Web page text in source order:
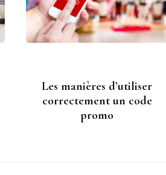
Les manières d’utiliser
correctement un code
promo